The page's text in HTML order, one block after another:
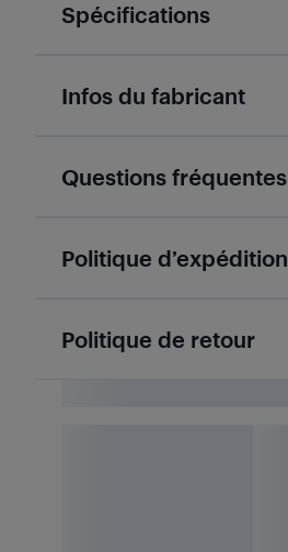
Spécifications
Infos du fabricant
Questions fréquentes
Politique d’expédition
Politique de retour